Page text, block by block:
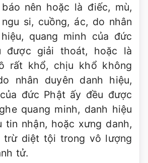
nên hoặc là điếc, mù,
si, cuồng, ác, do nhân
quang minh của đức
được giải thoát, hoặc là
rất khổ, chịu khổ không
nhân duyên danh hiệu,
đức Phật ấy đều được
quang minh, danh hiệu
tin nhận, hoặc xưng danh,
trừ diệt tội trong vô lượng
tử.